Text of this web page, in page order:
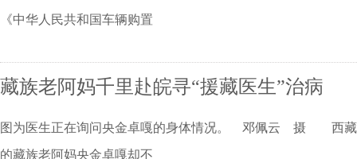
《中华人民共和国车辆购置
藏族老阿妈千里赴皖寻“援藏医生”治病
图为医生正在询问央金卓嘎的身体情况。 邓佩云 摄 西藏
的藏族老阿妈央金卓嘎却不